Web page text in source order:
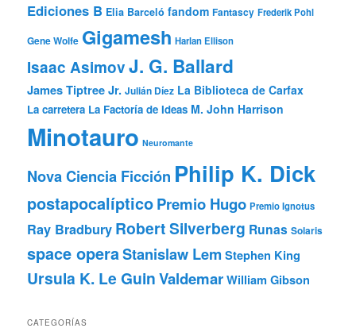
Ediciones B Elia Barceló fandom Fantascy Frederik Pohl
Gene Wolfe Gigamesh Harlan Ellison
Isaac AsimovJ. G. Ballard
James Tiptree Jr. Julián Díez La Biblioteca de Carfax
La carretera La Factoría de Ideas M. John Harrison
Minotauro Neuromante
Nova Ciencia Ficción Philip K. Dick
postapocalípticoPremio Hugo Premio Ignotus
Ray Bradbury Robert Silverberg Runas Solaris
space operaStanislaw Lem Stephen King
Ursula K. Le GuinValdemarWilliam Gibson
CATEGORÍAS